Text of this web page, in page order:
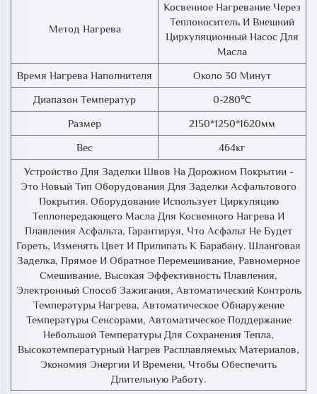
Метод Нагрева
Косвенное Нагревание Через
Теплоноситель И Внешний
Циркуляционный Насос Для
Масла
Время Нагрева Наполнителя
Около 30 Минут
Диапазон Температур
0-280℃
Размер
2150*1250*1620мм
Вес
464кг
Устройство Для Заделки Швов На Дорожном Покрытии -
Это Новый Тип Оборудования Для Заделки Асфальтового
Покрытия. Оборудование Использует Циркуляцию
Теплопередающего Масла Для Косвенного Нагрева И
Плавления Асфальта, Гарантируя, Что Асфальт Не Будет
Гореть, Изменять Цвет И Прилипать К Барабану. Шланговая
Заделка, Прямое И Обратное Перемешивание, Равномерное
Смешивание, Высокая Эффективность Плавления,
Электронный Способ Зажигания, Автоматический Контроль
Температуры Нагрева, Автоматическое Обнаружение
Температуры Сенсорами, Автоматическое Поддержание
Небольшой Температуры Для Сохранения Тепла,
Высокотемпературный Нагрев Расплавляемых Материалов,
Экономия Энергии И Времени, Чтобы Обеспечить
Длительную Работу.